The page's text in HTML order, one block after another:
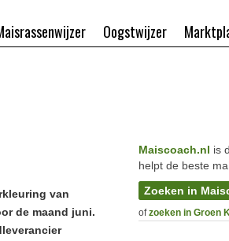
Oogstwijzer
van
de maand juni.
Maiscoach.nl is
helpt de beste
Zoeken in
ofzoeken in Groen